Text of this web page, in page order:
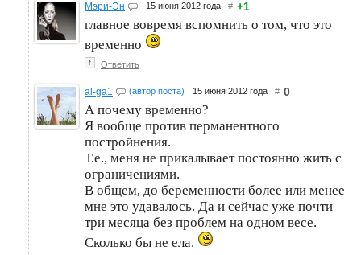
Мэри-Эн 15 июня 2012 года # +1
главное вовремя вспомнить о том, что это
временно
↑ Ответить
al-ga1 (автор поста) 15 июня 2012 года # 0
А почему временно?
Я вообще против перманентного
постройнения.
Т.е., меня не прикалывает постоянно жить с
ограничениями.
В общем, до беременности более или менее
мне это удавалось. Да и сейчас уже почти
три месяца без проблем на одном весе.
Сколько бы не ела.